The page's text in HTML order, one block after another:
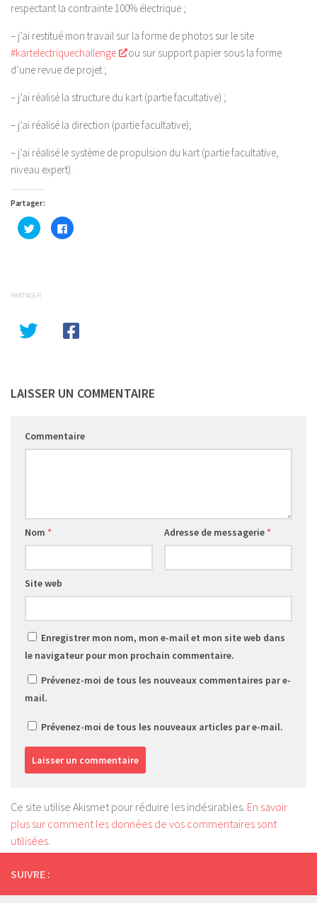
respectant la contrainte 100% électrique ;
– j’ai restitué mon travail sur la forme de photos sur le site
#kartelectriquechallenge
ou sur support papier sous la forme
d’une revue de projet ;
– j’ai réalisé la structure du kart (partie facultative) ;
– j’ai réalisé la direction (partie facultative);
– j’ai réalisé le système de propulsion du kart (partie facultative,
niveau expert).
Partager :
Cliquez
pour
partager
fenêtre)
Cliquez
pour
PARTAGER
LAISSER UN COMMENTAIRE
Commentaire
Nom * Adresse de messagerie*
Site web
Enregistrer mon nom, mon e-mail et mon site web dans
le navigateur pour mon prochain commentaire.
Prévenez-moi de tous les nouveaux commentaires par e-
mail.
Prévenez-moi de tous les nouveaux articles par e-mail.
Ce site utilise Akismet pour réduire les indésirables. En savoir
plus sur comment les données de vos commentaires sont
utilisées
SUIVRE :